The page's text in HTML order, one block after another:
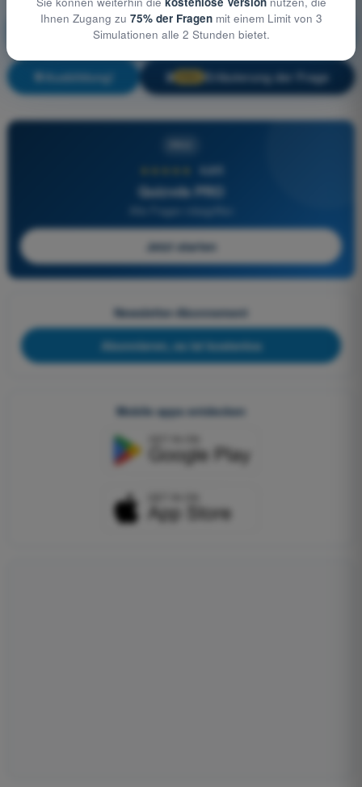
Technische und betriebliche Maßnahmen zur
Minderung der Risiken am Boden
Ausbildung! 🔒 Erläuterung der Frage
4,6/5
Quizvds PRO
Alle Fragen inbegriffen
Jetzt starten
Newsletter-Abonnement
Abonnieren, es ist kostenlos
Mobile apps entdecken
Ihnen Zugang zu 75% der Fragenmit einem Limit von 3
Simulationen alle 2 Stunden bietet.